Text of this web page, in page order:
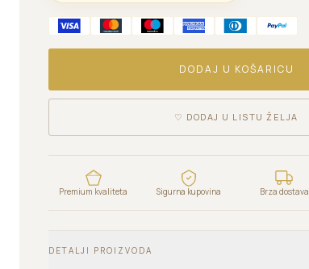
DODAJ U KOŠARICU
♡ DODAJ U LISTU ŽELJA
Premium kvaliteta Sigurna kupovina Brza dostava
DETALJI PROIZVODA